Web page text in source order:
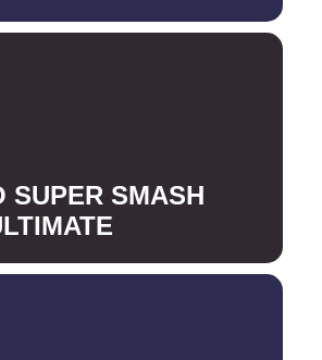
SUPER SMASH